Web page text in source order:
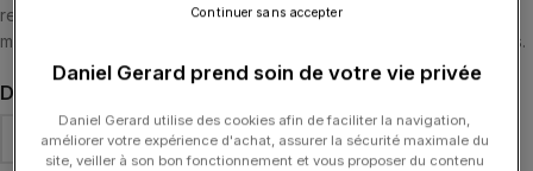
représentée. La bélière est de forme ovale. La médaille mesure 18
millimètres de diamètre. Le poids d’or moyen est de 2,40 grammes.
DIMENSION
Daniel Gerard prend soin de votre vie privée
Daniel Gerard utilise des cookies afin de faciliter la navigation,
améliorer votre expérience d'achat, assurer la sécurité maximale du
site, veiller à son bon fonctionnement et vous proposer du contenu
Continuer sans accepter